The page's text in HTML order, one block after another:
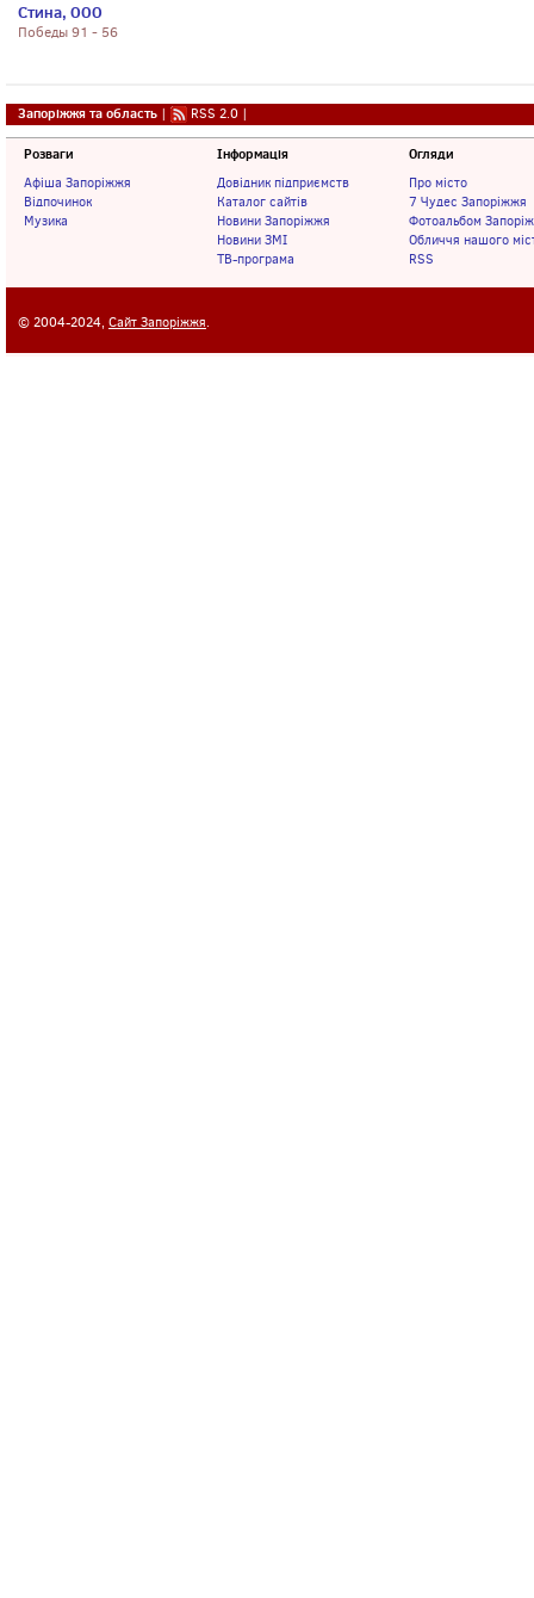
Стина, ООО
Победы 91 - 56
Запоріжжя та область | RSS 2.0 |
Розваги
Афіша Запоріжжя
Відпочинок
Музика
Інформація
Довідник підприємств
Каталог сайтів
Новини Запоріжжя
Новини ЗМІ
ТВ-програма
Огляди
Про місто
7 Чудес Запоріжжя
Фотоальбом
Обличчя нашого
RSS
© 2004-2024, Сайт Запоріжжя.